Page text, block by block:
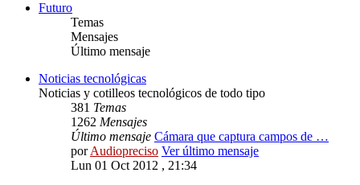
Futuro
Temas
Mensajes
Último mensaje
Noticias tecnológicas
Noticias y cotilleos tecnológicos de todo tipo
381 Temas
1262 Mensajes
Último mensaje Cámara que captura campos de …
porAudiopreciso Ver último mensaje
Lun 01 Oct 2012 , 21:34